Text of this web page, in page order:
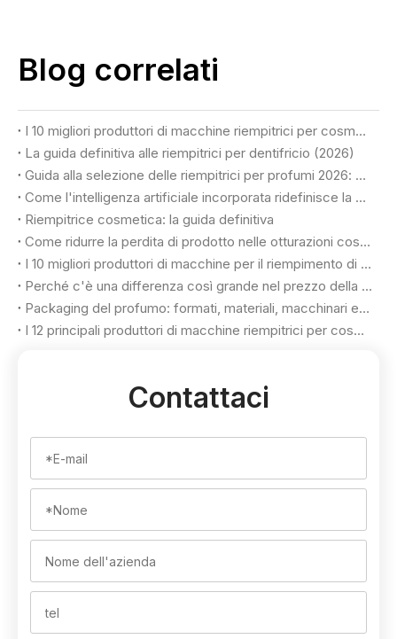
Blog correlati
I 10 migliori produttori di macchine riempitrici per cosmetici negli Stati Uniti
La guida definitiva alle riempitrici per dentifricio (2026)
Guida alla selezione delle riempitrici per profumi 2026: ottenere qualità di lusso e massima resa
Come l'intelligenza artificiale incorporata ridefinisce la produzione flessibile nelle fabbriche di cosmetici
Riempitrice cosmetica: la guida definitiva
Come ridurre la perdita di prodotto nelle otturazioni cosmetiche
I 10 migliori produttori di macchine per il riempimento di profumi in Turchia
Perché c'è una differenza così grande nel prezzo della riempitrice per profumo?
Packaging del profumo: formati, materiali, macchinari e criteri di selezione
I 12 principali produttori di macchine riempitrici per cosmetici nel 2026
Contattaci